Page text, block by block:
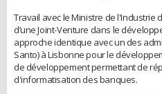
Travail avec le Ministre de l'Industrie
d’une Joint-Venture dans le
approche identique avec un des
Santo) à Lisbonne pour le
de développement permettant de
d'informatisation des banques.